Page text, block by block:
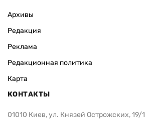
Архивы
Редакция
Реклама
Редакционная политика
Карта
КОНТАКТЫ
01010 Киев, ул. Князей Острожских, 19/1